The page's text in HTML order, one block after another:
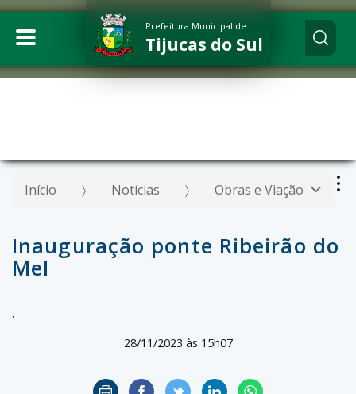
Prefeitura Municipal de
Tijucas do Sul
Início Notícias Obras e Viação
Inauguração ponte Ribeirão do
Mel
.
28/11/2023 às 15h07